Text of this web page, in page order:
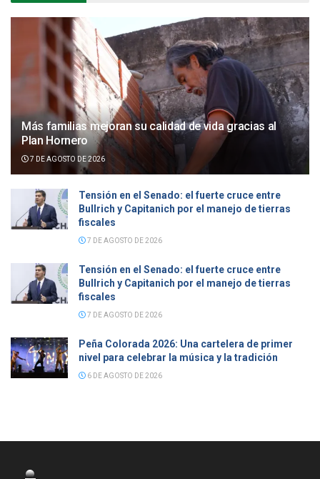
Más familias mejoran su calidad de vida gracias al
Plan Hornero
7 DE AGOSTO DE 2026
Tensión en el Senado: el fuerte cruce entre
Bullrich y Capitanich por el manejo de tierras
fiscales
7 DE AGOSTO DE 2026
Tensión en el Senado: el fuerte cruce entre
Bullrich y Capitanich por el manejo de tierras
fiscales
7 DE AGOSTO DE 2026
Peña Colorada 2026: Una cartelera de primer
nivel para celebrar la música y la tradición
6 DE AGOSTO DE 2026